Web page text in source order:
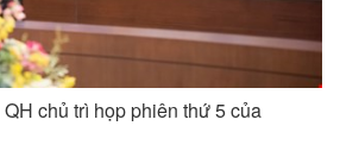
chủ trì họp phiên thứ 5 của